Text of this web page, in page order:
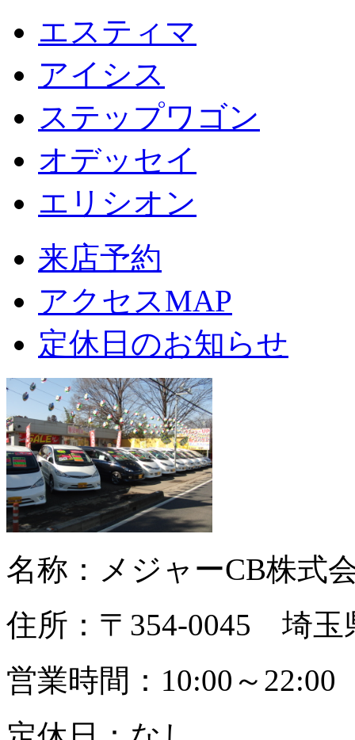
エスティマ
アイシス
ステップワゴン
オデッセイ
エリシオン
来店予約
アクセスMAP
定休日のお知らせ
名称：メジャーCB株式
住所：〒354-0045 埼玉
営業時間：10:00～22:00